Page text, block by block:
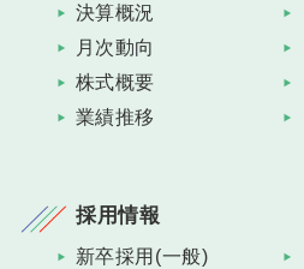
決算概況
月次動向
株式概要
業績推移
採用情報
新卒採用(一般)